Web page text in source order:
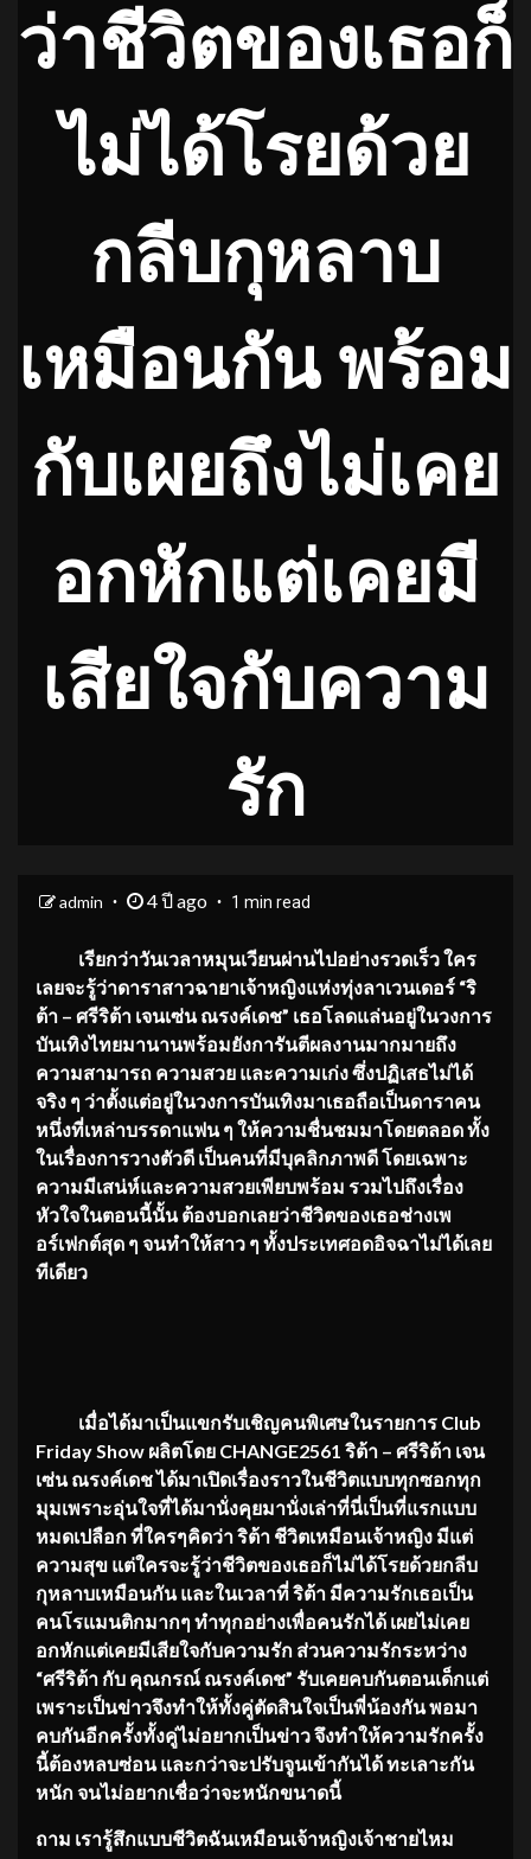
ว่าชีวิตของเธอก็
ไม่ได้โรยด้วย
กลีบกุหลาบ
เหมือนกัน พร้อม
กับเผยถึงไม่เคย
อกหักแต่เคยมี
เสียใจกับความ
รัก
admin 4 ปี ago 1 min read
เรียกว่าวันเวลาหมุนเวียนผ่านไปอย่างรวดเร็ว ใคร
เลยจะรู้ว่าดาราสาวฉายาเจ้าหญิงแห่งทุ่งลาเวนเดอร์ “ริ
ต้า – ศรีริต้า เจนเซ่น ณรงค์เดช” เธอโลดแล่นอยู่ในวงการ
บันเทิงไทยมานานพร้อมยังการันตีผลงานมากมายถึง
ความสามารถ ความสวย และความเก่ง ซึ่งปฏิเสธไม่ได้
จริง ๆ ว่าตั้งแต่อยู่ในวงการบันเทิงมาเธอถือเป็นดาราคน
หนึ่งที่เหล่าบรรดาแฟน ๆ ให้ความชื่นชมมาโดยตลอด ทั้ง
ในเรื่องการวางตัวดี เป็นคนที่มีบุคลิกภาพดี โดยเฉพาะ
ความมีเสน่ห์และความสวยเพียบพร้อม รวมไปถึงเรื่อง
หัวใจในตอนนี้นั้น ต้องบอกเลยว่าชีวิตของเธอช่างเพ
อร์เฟกต์สุด ๆ จนทำให้สาว ๆ ทั้งประเทศอดอิจฉาไม่ได้เลย
ทีเดียว
เมื่อได้มาเป็นแขกรับเชิญคนพิเศษในรายการ Club
Friday Show ผลิตโดย CHANGE2561 ริต้า – ศรีริต้า เจน
เซ่น ณรงค์เดช ได้มาเปิดเรื่องราวในชีวิตแบบทุกซอกทุก
มุมเพราะอุ่นใจที่ได้มานั่งคุยมานั่งเล่าที่นี่เป็นที่แรกแบบ
หมดเปลือก ที่ใครๆคิดว่า ริต้า ชีวิตเหมือนเจ้าหญิง มีแต่
ความสุข แต่ใครจะรู้ว่าชีวิตของเธอก็ไม่ได้โรยด้วยกลีบ
กุหลาบเหมือนกัน และในเวลาที่ ริต้า มีความรักเธอเป็น
คนโรแมนติกมากๆ ทำทุกอย่างเพื่อคนรักได้ เผยไม่เคย
อกหักแต่เคยมีเสียใจกับความรัก ส่วนความรักระหว่าง
“ศรีริต้า กับ คุณกรณ์ ณรงค์เดช” รับเคยคบกันตอนเด็กแต่
เพราะเป็นข่าวจึงทำให้ทั้งคู่ตัดสินใจเป็นพี่น้องกัน พอมา
คบกันอีกครั้งทั้งคู่ไม่อยากเป็นข่าว จึงทำให้ความรักครั้ง
นี้ต้องหลบซ่อน และกว่าจะปรับจูนเข้ากันได้ ทะเลาะกัน
หนัก จนไม่อยากเชื่อว่าจะหนักขนาดนี้
ถาม เรารู้สึกแบบชีวิตฉันเหมือนเจ้าหญิงเจ้าชายไหม